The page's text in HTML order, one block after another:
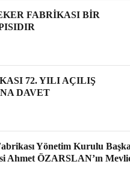
FABRİKASI BİR
72. YILI AÇILIŞ
DAVET
Yönetim Kurulu
Ahmet ÖZARSLAN’ın